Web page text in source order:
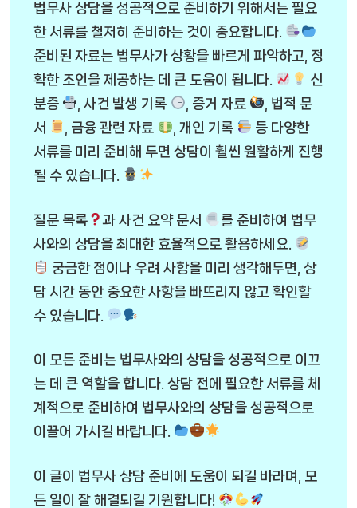
법무사 상담을 성공적으로 준비하기 위해서는 필요
한 서류를 철저히 준비하는 것이 중요합니다.
준비된 자료는 법무사가 상황을 빠르게 파악하고, 정
확한 조언을 제공하는 데 큰 도움이 됩니다.
신
분증
, 사건 발생 기록 , 증거 자료
, 법적 문
서
, 금융 관련 자료 , 개인 기록
등 다양한
서류를 미리 준비해 두면 상담이 훨씬 원활하게 진행
될 수 있습니다.
질문 목록 과 사건 요약 문서
를 준비하여 법무
사와의 상담을 최대한 효율적으로 활용하세요.
궁금한 점이나 우려 사항을 미리 생각해두면, 상
담 시간 동안 중요한 사항을 빠뜨리지 않고 확인할
수 있습니다.
이 모든 준비는 법무사와의 상담을 성공적으로 이끄
는 데 큰 역할을 합니다. 상담 전에 필요한 서류를 체
계적으로 준비하여 법무사와의 상담을 성공적으로
이끌어 가시길 바랍니다.
이 글이 법무사 상담 준비에 도움이 되길 바라며, 모
든 일이 잘 해결되길 기원합니다!